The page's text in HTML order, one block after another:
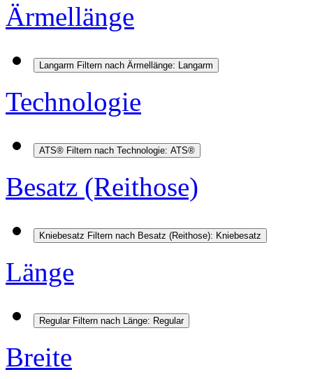
Ärmellänge
Langarm Filtern nach Ärmellänge: Langarm
Technologie
ATS® Filtern nach Technologie: ATS®
Besatz (Reithose)
Kniebesatz Filtern nach Besatz (Reithose): Kniebesatz
Länge
Regular Filtern nach Länge: Regular
Breite